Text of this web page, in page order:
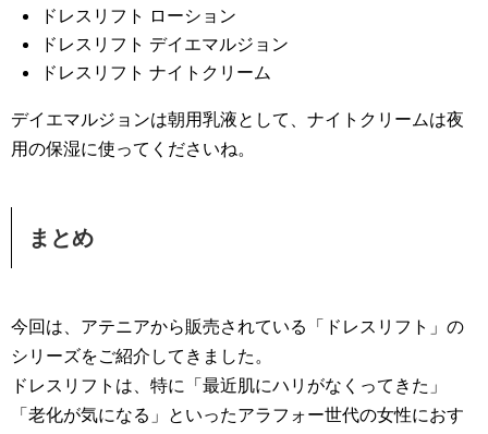
ドレスリフト ローション
ドレスリフト デイエマルジョン
ドレスリフト ナイトクリーム
デイエマルジョンは朝用乳液として、ナイトクリームは夜
用の保湿に使ってくださいね。
まとめ
今回は、アテニアから販売されている「ドレスリフト」の
シリーズをご紹介してきました。
ドレスリフトは、特に「最近肌にハリがなくってきた」
「老化が気になる」といったアラフォー世代の女性におす